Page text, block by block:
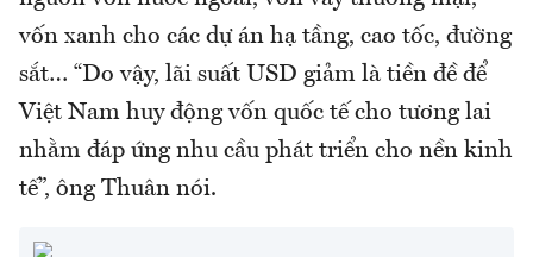
vốn xanh cho các dự án hạ tầng, cao tốc, đường
sắt… “Do vậy, lãi suất USD giảm là tiền đề để
Việt Nam huy động vốn quốc tế cho tương lai
nhằm đáp ứng nhu cầu phát triển cho nền kinh
tế”, ông Thuân nói.